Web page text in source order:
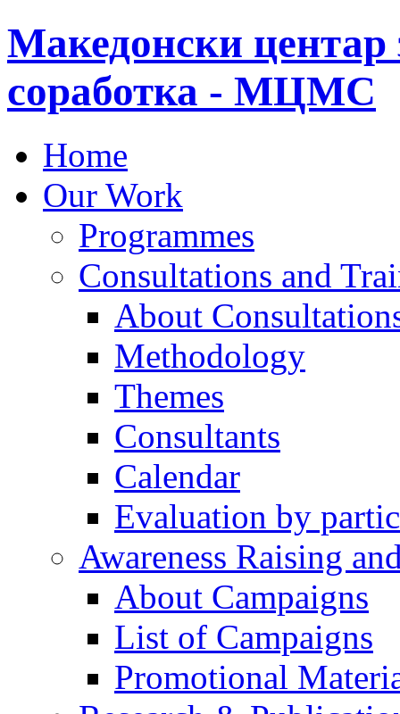
Македонски центар
соработка - МЦМС
Home
Our Work
Programmes
Consultations and
About
Methodology
Themes
Consultants
Calendar
Evaluation by
Awareness Raising
About Campaigns
List of Campaigns
Promotional